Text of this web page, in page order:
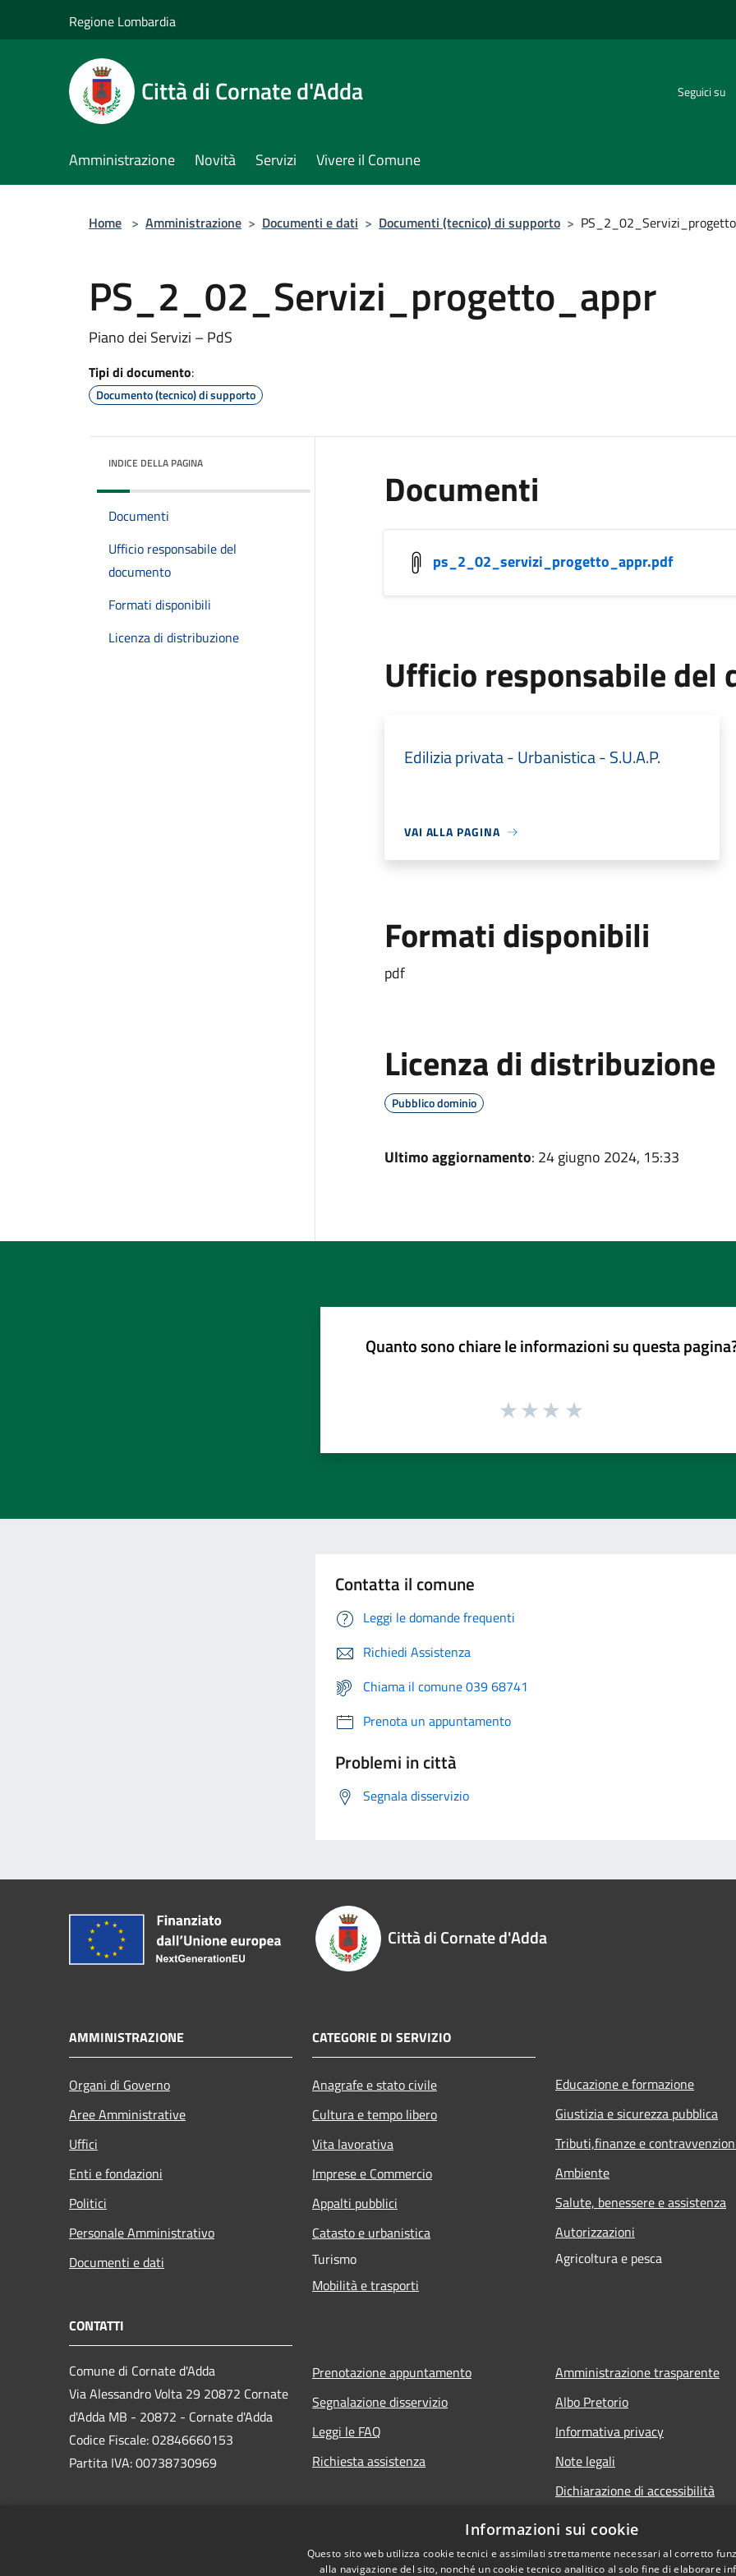
Regione Lombardia
Città di Cornate d'Adda Seguici su
Amministrazione Novità Servizi Vivere il Comune
Home > Amministrazione > Documenti e dati > Documenti (tecnico) di supporto >
PS_2_02_Servizi_progetto_appr
Piano dei Servizi – PdS
Tipi di documento:
Documento (tecnico) di supporto
INDICE DELLA PAGINA
Documenti
Ufficio responsabile del
documento
Formati disponibili
Licenza di distribuzione
Documenti
ps_2_02_servizi_progetto_appr.pdf
Ufficio responsabile del
Edilizia privata - Urbanistica - S.U.A.P.
VAI ALLA PAGINA
Formati disponibili
pdf
Licenza di distribuzione
Pubblico dominio
Ultimo aggiornamento: 24 giugno 2024, 15:33
Quanto sono chiare le informazioni su questa
Contatta il comune
Leggi le domande frequenti
Richiedi Assistenza
Chiama il comune 039 68741
Prenota un appuntamento
Problemi in città
Segnala disservizio
Città di Cornate d'Adda
AMMINISTRAZIONE
Organi di Governo
Aree Amministrative
Uffici
Enti e fondazioni
Politici
Personale Amministrativo
Documenti e dati
CATEGORIE DI SERVIZIO
Anagrafe e stato civile
Cultura e tempo libero
Vita lavorativa
Imprese e Commercio
Appalti pubblici
Catasto e urbanistica
Turismo
Mobilità e trasporti
Educazione e formazione
Giustizia e sicurezza pubblica
Tributi,finanze e
Ambiente
Salute, benessere e assistenza
Autorizzazioni
Agricoltura e pesca
CONTATTI
Comune di Cornate d'Adda
Via Alessandro Volta 29 20872 Cornate
d'Adda MB - 20872 - Cornate d'Adda
Codice Fiscale: 02846660153
Partita IVA: 00738730969
Prenotazione appuntamento
Segnalazione disservizio
Leggi le FAQ
Richiesta assistenza
Amministrazione trasparente
Albo Pretorio
Informativa privacy
Note legali
Dichiarazione di accessibilità
Informazioni sui cookie
Questo sito web utilizza cookie tecnici e assimilati strettamente necessari al corretto
alla navigazione del sito, nonché un cookie tecnico analitico al solo fine di elaborare